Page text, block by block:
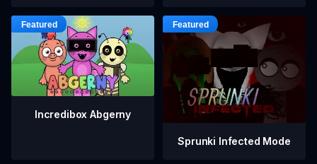
Incredibox Abgerny
Sprunki Infected Mode